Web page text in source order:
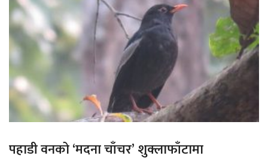
पहाडी वनको ‘मदना चाँचर’ शुक्लाफाँटामा